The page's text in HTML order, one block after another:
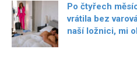
Po čtyřech
vrátila bez
naší ložnici, mi